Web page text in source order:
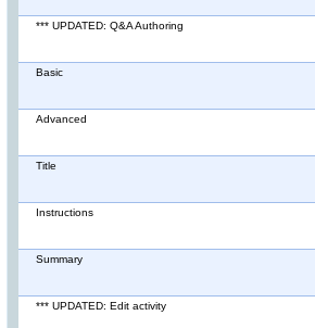
*** UPDATED: Q&A Authoring
Basic
Advanced
Title
Instructions
Summary
*** UPDATED: Edit activity